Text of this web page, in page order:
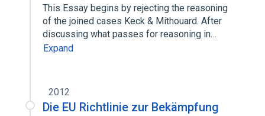
This Essay begins by rejecting the reasoning
of the joined cases Keck & Mithouard. After
discussing what passes for reasoning in…
Expand
2012
Die EU Richtlinie zur Bekämpfung